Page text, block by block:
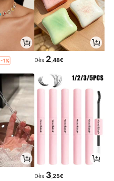
-1% Dès 2,48€
Dès 3,25€